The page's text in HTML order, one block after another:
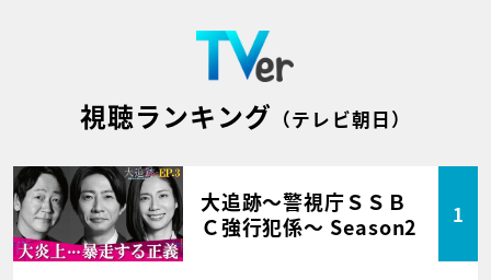
視聴ランキング （テレビ朝日）
大追跡～警視庁ＳＳＢ
Ｃ強行犯係～ Season2
1